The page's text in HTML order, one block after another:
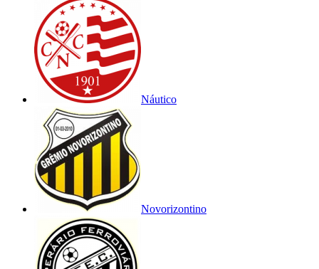
Náutico
Novorizontino